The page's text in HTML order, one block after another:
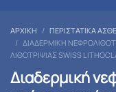
ΑΡΧΙΚΉ
ΠΕΡΙΣΤΑΤΙΚΆ
ΔΙΑΔΕΡΜΙΚΉ
ΛΙΘΟΤΡΙΨΊΑΣ SWISS
Διαδερμική